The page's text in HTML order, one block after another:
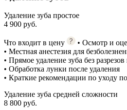
Удаление зуба простое
4 900 руб.
Что входит в цену
• Осмотр и
• Местная анестезия для
• Прямое удаление зуба без
• Обработка лунки после удаления
• Краткие рекомендации по уходу
Удаление зуба средней сложности
8 800 руб.